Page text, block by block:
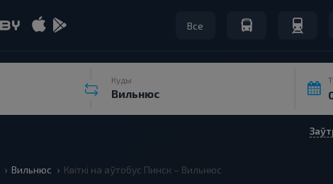
Все
Куды
Вильнюс Квіткі на аўтобус Пинск – Вильнюс